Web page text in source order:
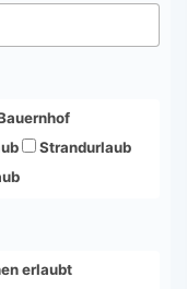
Strandurlaub
erlaubt